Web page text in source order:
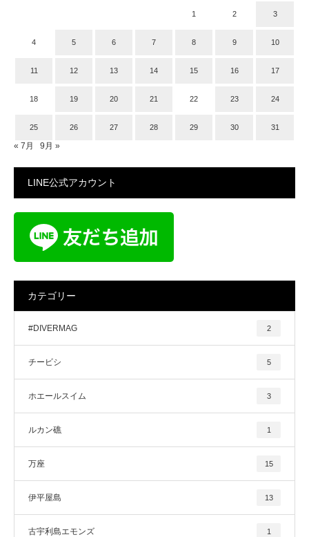
1 2 3
4 5 6 7 8 9 10
11 12 13 14 15 16 17
18 19 20 21 22 23 24
25 26 27 28 29 30 31
« 7月 9月 »
LINE公式アカウント
カテゴリー
#DIVERMAG 2
チービシ 5
ホエールスイム 3
ルカン礁 1
万座 15
伊平屋島 13
古宇利島エモンズ 1